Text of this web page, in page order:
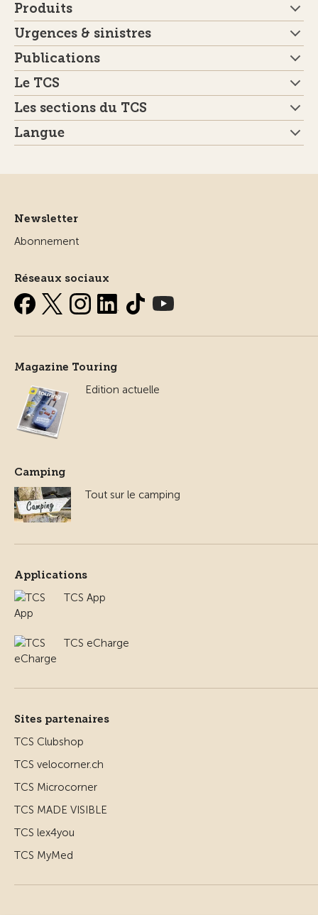
Produits
Urgences & sinistres
Publications
Le TCS
Les sections du TCS
Langue
Newsletter
Abonnement
Réseaux sociaux
Magazine Touring
Edition actuelle
Camping
Tout sur le camping
Applications
TCS App
TCS eCharge
Sites partenaires
TCS Clubshop
TCS velocorner.ch
TCS Microcorner
TCS MADE VISIBLE
TCS lex4you
TCS MyMed